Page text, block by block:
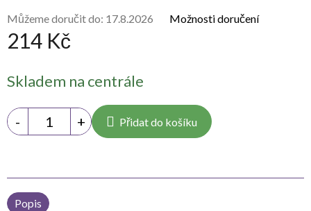
214 Kč
cena:
Skladem na centrále
Můžeme doručit do: 17.8.2026 Možnosti doručení
Přidat do košíku
Popis